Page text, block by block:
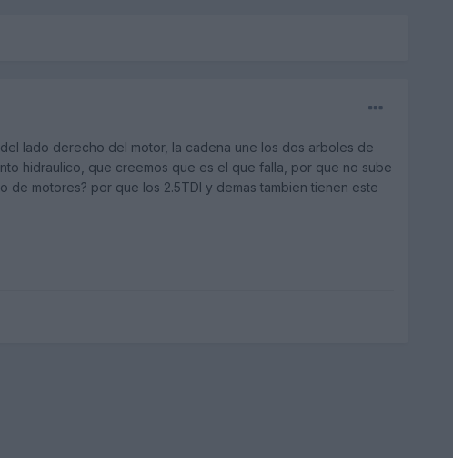
lado derecho del motor, la cadena une los dos arboles de
hidraulico, que creemos que es el que falla, por que no sube
motores? por que los 2.5TDI y demas tambien tienen este